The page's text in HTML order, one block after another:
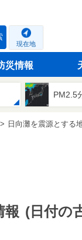
現在地
災情報
PM2.5
日向灘を震源とする
報 (日付の